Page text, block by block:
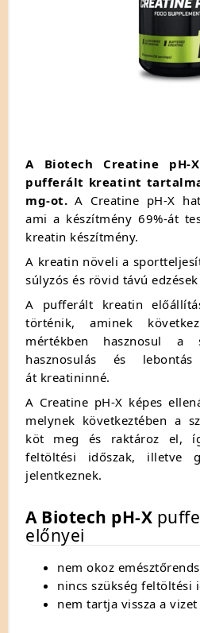
A Biotech Creatine pH-
pufferált kreatint
mg-ot.A Creatine pH-X
ami a készítmény 69%-át
kreatin készítmény.
A kreatin növeli a
súlyzós és rövid távú
A pufferált kreatin
történik, aminek
mértékben hasznosul a
hasznosulás és
át kreatininné.
A Creatine pH-X képes
melynek következtében a
köt meg és raktároz el,
feltöltési időszak, illetve
jelentkeznek.
A Biotech pH-X
előnyei
nem okoz
nincs szükség feltöltési
nem tartja vissza a vizet